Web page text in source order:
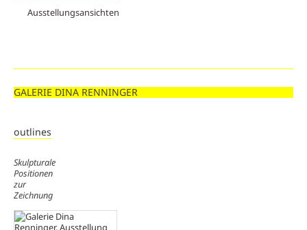
Ausstellungsansichten
GALERIE DINA RENNINGER
outlines
Skulpturale
Positionen
zur
Zeichnung